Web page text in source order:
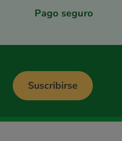
Pago seguro
Suscribirse